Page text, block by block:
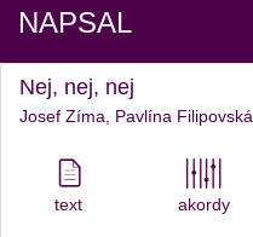
NAPSAL
Nej, nej, nej
Josef Zíma, Pavlína Filipovská
text akordy